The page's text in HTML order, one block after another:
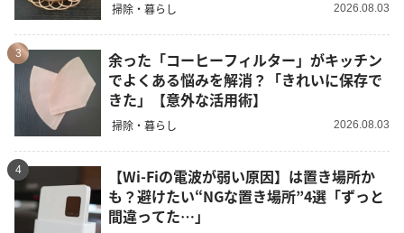
掃除・暮らし 2026.08.03
3
余った「コーヒーフィルター」がキッチン
でよくある悩みを解消？「きれいに保存で
きた」【意外な活用術】
掃除・暮らし 2026.08.03
4
【Wi-Fiの電波が弱い原因】は置き場所か
も？避けたい“NGな置き場所”4選「ずっと
間違ってた…」